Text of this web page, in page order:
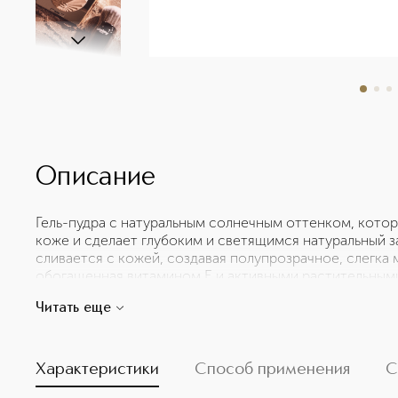
Описание
Гель-пудра с натуральным солнечным оттенком,
коже и сделает глубоким и светящимся натуральный
сливается с кожей, создавая полупрозрачное,
обогащенная витамином E и активными
ощущение комфорта, сияние кожи и естественный
защищает кожу от окислительного стресса;
Читать еще
Характеристики Способ применения